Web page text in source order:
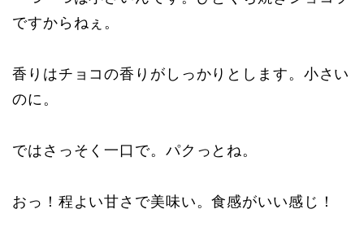
ですからねぇ。
香りはチョコの香りがしっかりとします。小さい
のに。
ではさっそく一口で。パクっとね。
おっ！程よい甘さで美味い。食感がいい感じ！